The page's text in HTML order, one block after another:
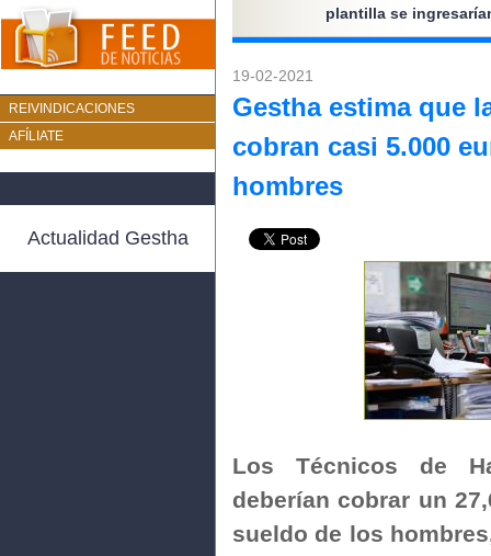
REIVINDICACIONES
AFÍLIATE
Actualidad Gestha
plantilla se
19-02-2021
Gestha estima que
cobran casi 5.000
hombres
Los Técnicos de
deberían cobrar un
sueldo de los